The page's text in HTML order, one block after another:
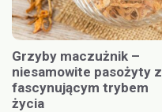
Grzyby maczużnik –
niesamowite pasożyty z
fascynującym trybem
życia